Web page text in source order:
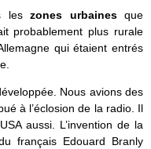
leszones urbainesque
probablement plus rurale
qui étaient entrés
Nous avions des
à l’éclosion de la radio. Il
aussi. L’invention de la
français Edouard Branly